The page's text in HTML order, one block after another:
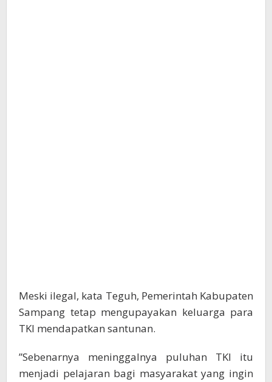
Meski ilegal, kata Teguh, Pemerintah Kabupaten
Sampang tetap mengupayakan keluarga para
TKI mendapatkan santunan.
”Sebenarnya meninggalnya puluhan TKI itu
menjadi pelajaran bagi masyarakat yang ingin